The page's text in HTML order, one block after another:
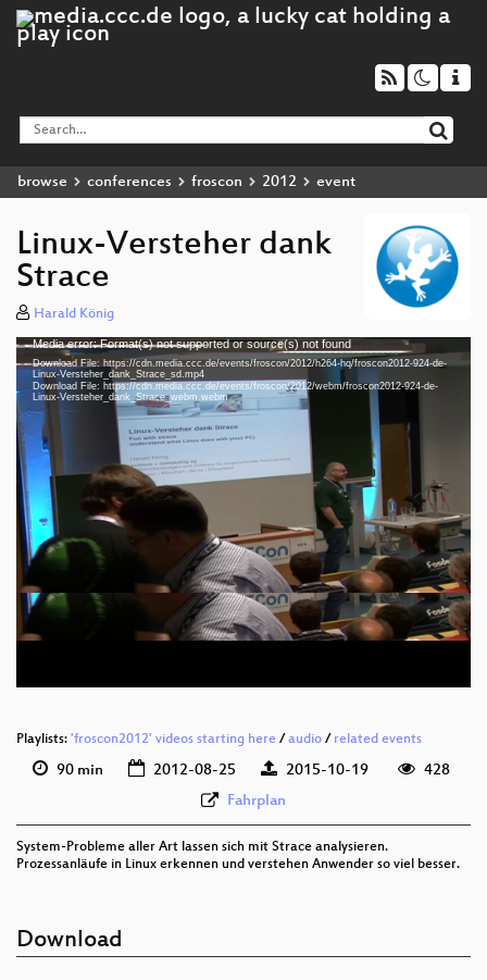
browse conferences froscon 2012 event
Linux-Versteher dank
Strace
Harald König
Video
Player
Media error: Format(s) not supported or source(s) not found
Download File: https://cdn.media.ccc.de/events/froscon/2012/h264-hq/froscon2012-924-de-
Linux-Versteher_dank_Strace_sd.mp4
Download File: https://cdn.media.ccc.de/events/froscon/2012/webm/froscon2012-924-de-
Linux-Versteher_dank_Strace_webm.webm
eng 576p (mp4)
eng 576p (webm)
Playlists: 'froscon2012' videos starting here / audio / related events
90 min 2012-08-25 2015-10-19
428
Fahrplan
System-Probleme aller Art lassen sich mit Strace analysieren.
Prozessanläufe in Linux erkennen und verstehen Anwender so viel besser.
Download